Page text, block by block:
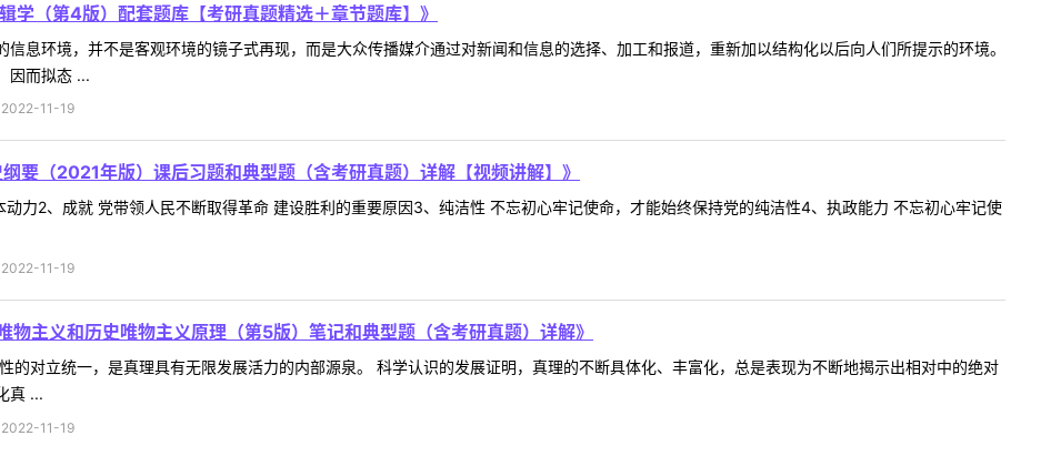
学（第4版）配套题库【考研真题精选＋章节题库】》
息环境，并不是客观环境的镜子式再现，而是大众传播媒介通过对新闻和信息的选择、加工和报道，重新加以结构化以后向人们所提示的环境。
因而拟态 ...
2022-11-19
要（2021年版）课后习题和典型题（含考研真题）详解【视频讲解】》
力2、成就 党带领人民不断取得革命 建设胜利的重要原因3、纯洁性 不忘初心牢记使命，才能始终保持党的纯洁性4、执政能力 不忘初心牢记使
2022-11-19
物主义和历史唯物主义原理（第5版）笔记和典型题（含考研真题）详解》
的对立统一，是真理具有无限发展活力的内部源泉。 科学认识的发展证明，真理的不断具体化、丰富化，总是表现为不断地揭示出相对中的绝对
真 ...
2022-11-19